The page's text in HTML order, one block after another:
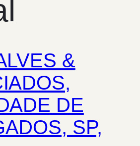
&
DE
SP,